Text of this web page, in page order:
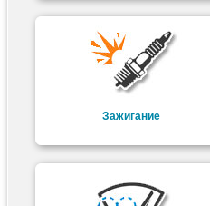
Зажигание